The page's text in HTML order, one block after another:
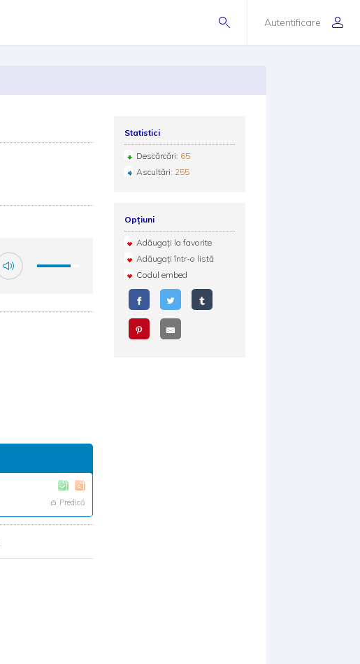
Autentificare
Predică
Statistici
Descărcări: 65
Ascultări: 255
Opțiuni
Adăugați la favorite
Adăugați într-o listă
Codul embed